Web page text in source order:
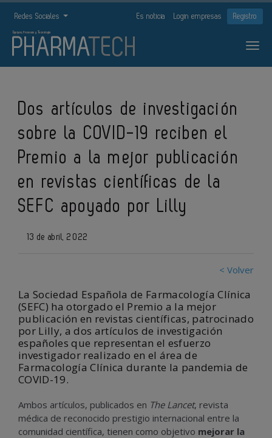
Redes Sociales Es noticia Login empresas Registro
Dos artículos de investigación
sobre la COVID-19 reciben el
Premio a la mejor publicación
en revistas científicas de la
SEFC apoyado por Lilly
13 de abril, 2022
< Volver
La Sociedad Española de Farmacología Clínica
(SEFC) ha otorgado el Premio a la mejor
publicación en revistas científicas, patrocinado
por Lilly, a dos artículos de investigación
españoles que representan el esfuerzo
investigador realizado en el área de
Farmacología Clínica durante la pandemia de
COVID-19.
Ambos artículos, publicados en The Lancet, revista
médica de reconocido prestigio internacional entre la
comunidad científica, tienen como objetivo mejorar la